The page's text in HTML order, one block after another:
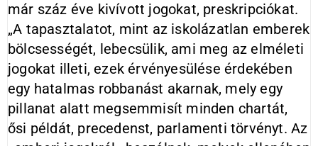
már száz éve kivívott jogokat, preskripciókat.
„A tapasztalatot, mint az iskolázatlan emberek
bölcsességét, lebecsülik, ami meg az elméleti
jogokat illeti, ezek érvényesülése érdekében
egy hatalmas robbanást akarnak, mely egy
pillanat alatt megsemmisít minden chartát,
ősi példát, precedenst, parlamenti törvényt. Az